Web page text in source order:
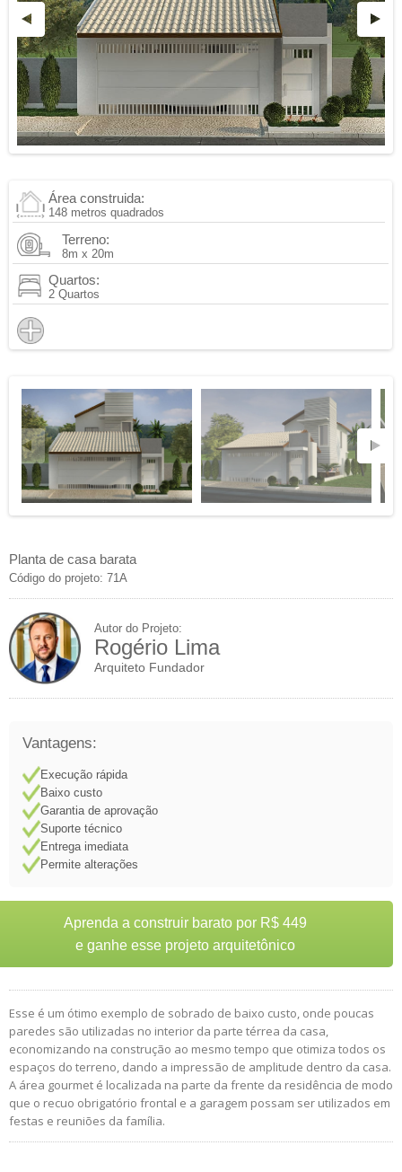
Área construida:
148 metros quadrados
Terreno:
8m x 20m
Quartos:
2 Quartos
Planta de casa barata
Código do projeto: 71A
Autor do Projeto:
Rogério Lima
Arquiteto Fundador
Vantagens:
Execução rápida
Baixo custo
Garantia de aprovação
Suporte técnico
Entrega imediata
Permite alterações
Aprenda a construir barato por R$ 449
e ganhe esse projeto arquitetônico
Esse é um ótimo exemplo de sobrado de baixo custo, onde poucas
paredes são utilizadas no interior da parte térrea da casa,
economizando na construção ao mesmo tempo que otimiza todos os
espaços do terreno, dando a impressão de amplitude dentro da casa.
A área gourmet é localizada na parte da frente da residência de modo
que o recuo obrigatório frontal e a garagem possam ser utilizados em
festas e reuniões da família.